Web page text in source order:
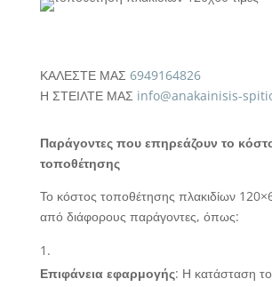
ΚΑΛΕΣΤΕ ΜΑΣ 6949164826
Η ΣΤΕΙΛΤΕ ΜΑΣ info@anakainisis-
Παράγοντες που επηρεάζουν το
τοποθέτησης
Το κόστος τοποθέτησης πλακιδίων
από διάφορους παράγοντες, όπως:
Επιφάνεια εφαρμογής: Η κατάσταση